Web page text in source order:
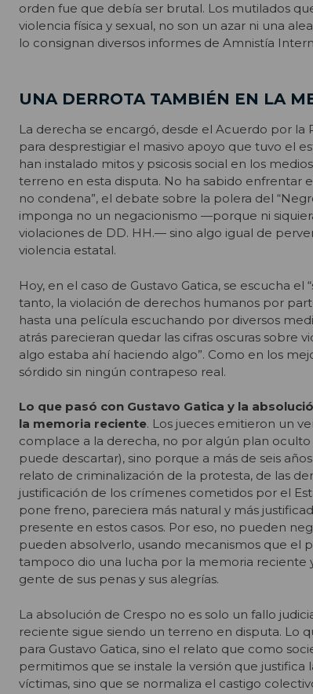
orden fue que debía ser brutal. Los mutilados
violencia física y sexual, no son un azar ni una
lo consignan diversos informes de Amnistía
UNA DERROTA TAMBIÉN EN LA
La derecha se encargó, desde el Acuerdo por la
para desprestigiar el masivo apoyo que tuvo el
han instalado mitos y psicosis social en los
terreno en esta disputa. No ha sabido enfrentar
no condena”, el debate sobre la polera del
imponga no un negacionismo —porque ni
violaciones de DD. HH.— sino algo igual de
violencia estatal.
Hoy, en el caso de Gustavo Gatica, se escucha
tanto, la violación de derechos humanos por
hasta una película escuchando por diversos
atrás parecieran quedar las cifras oscuras sobre
algo estaba ahí haciendo algo”. Como en los
sórdido sin ningún contrapeso real.
Lo que pasó con Gustavo Gatica y la
la memoria reciente. Los jueces emitieron un
complace a la derecha, no por algún plan
puede descartar), sino porque a más de seis
relato de criminalización de la protesta, de las
justificación de los crímenes cometidos por el
pone freno, pareciera más natural y más
presente en estos casos. Por eso, no pueden
pueden absolverlo, usando mecanismos que el
tampoco dio una lucha por la memoria reciente
gente de sus penas y sus alegrías.
La absolución de Crespo no es solo un fallo
reciente sigue siendo un terreno en disputa. Lo
para Gustavo Gatica, sino el relato que como
permitimos que se instale la versión que justifica
víctimas, sino que se normaliza el castigo